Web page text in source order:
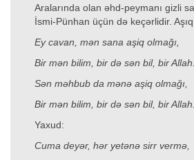
Aralarında olan əhd-peymanı gizli
İsmi-Pünhan üçün də keçərlidir.
Ey cavan, mən sana aşiq olmağı,
Bir mən bilim, bir də sən bil, bir Allah.
Sən məhbub da mənə aşiq olmağı,
Bir mən bilim, bir də sən bil, bir Allah.
Yaxud:
Cuma deyər, hər yetənə sirr vermə,